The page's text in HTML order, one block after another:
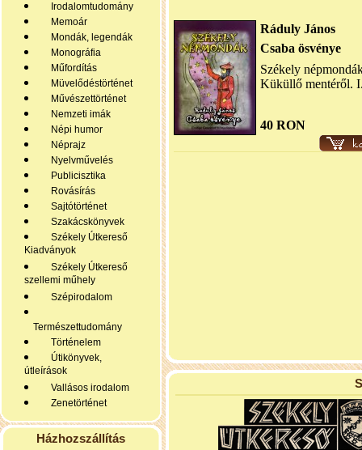
Irodalomtudomány
Memoár
Mondák, legendák
Monográfia
Műfordítás
Müvelődéstörténet
Művészettörténet
Nemzeti imák
Népi humor
Néprajz
Nyelvművelés
Publicisztika
Rovásírás
Sajtótörténet
Szakácskönyvek
Székely Útkereső
Kiadványok
Székely Útkereső
szellemi műhely
Szépirodalom
Természettudomány
Történelem
Útikönyvek,
útleírások
Vallásos irodalom
Zenetörténet
Házhozszállítás
Ráduly János
Csaba ösvénye
Székely
Küküllő mentéről.
40 RON